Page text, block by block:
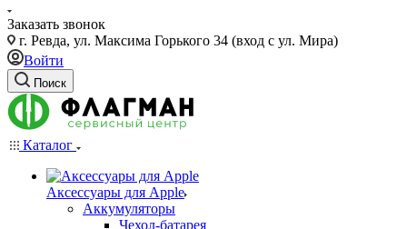
Заказать звонок
г. Ревда, ул. Максима Горького 34 (вход с ул. Мира)
Войти
Поиск
Каталог
Аксессуары для Apple
Аккумуляторы
Чехол-батарея